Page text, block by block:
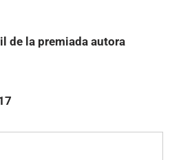
de la premiada autora